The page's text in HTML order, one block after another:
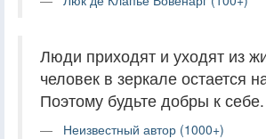
Люди приходят и уходят из
человек в зеркале остается
Поэтому будьте добры к себе.
Неизвестный автор (1000+)